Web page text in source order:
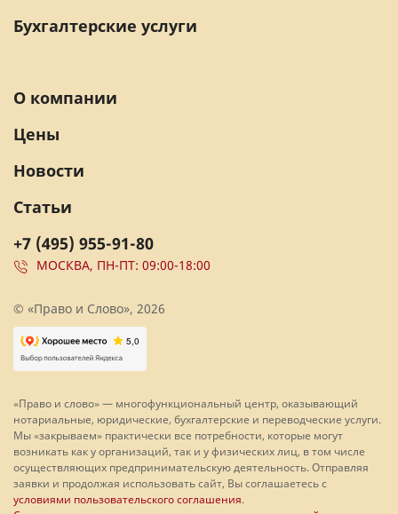
Бухгалтерские услуги
+7 (495) 955-91-80
МОСКВА, ПН-ПТ: 09:00-18:00
О компании
Цены
Новости
Статьи
© «Право и Слово», 2026
«Право и слово» — многофункциональный центр, оказывающий
нотариальные, юридические, бухгалтерские и переводческие услуги.
Мы «закрываем» практически все потребности, которые могут
возникать как у организаций, так и у физических лиц, в том числе
осуществляющих предпринимательскую деятельность. Отправляя
заявки и продолжая использовать сайт, Вы соглашаетесь с
условиями пользовательского соглашения.